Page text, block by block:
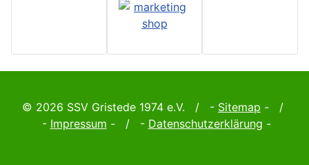
© 2026 SSV Gristede 1974 e.V. / - Sitemap - /
- Impressum - / - Datenschutzerklärung -